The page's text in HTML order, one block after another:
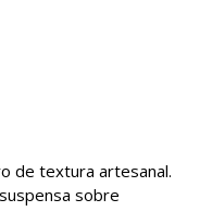
de textura artesanal.
sobre